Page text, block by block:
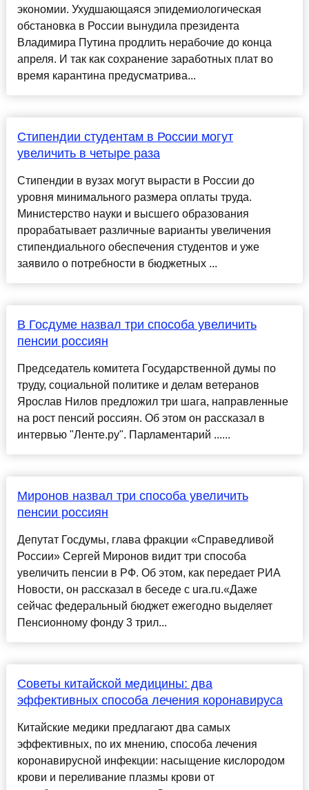
экономии. Ухудшающаяся эпидемиологическая
обстановка в России вынудила президента
Владимира Путина продлить нерабочие до конца
апреля. И так как сохранение заработных плат во
время карантина предусматрива...
Стипендии студентам в России могут
увеличить в четыре раза
Стипендии в вузах могут вырасти в России до
уровня минимального размера оплаты труда.
Министерство науки и высшего образования
прорабатывает различные варианты увеличения
стипендиального обеспечения студентов и уже
заявило о потребности в бюджетных ...
В Госдуме назвал три способа увеличить
пенсии россиян
Председатель комитета Государственной думы по
труду, социальной политике и делам ветеранов
Ярослав Нилов предложил три шага, направленные
на рост пенсий россиян. Об этом он рассказал в
интервью "Ленте.ру". Парламентарий ......
Миронов назвал три способа увеличить
пенсии россиян
Депутат Госдумы, глава фракции «Справедливой
России» Сергей Миронов видит три способа
увеличить пенсии в РФ. Об этом, как передает РИА
Новости, он рассказал в беседе с ura.ru.«Даже
сейчас федеральный бюджет ежегодно выделяет
Пенсионному фонду 3 трил...
Советы китайской медицины: два
эффективных способа лечения коронавируса
Китайские медики предлагают два самых
эффективных, по их мнению, способа лечения
коронавирусной инфекции: насыщение кислородом
крови и переливание плазмы крови от